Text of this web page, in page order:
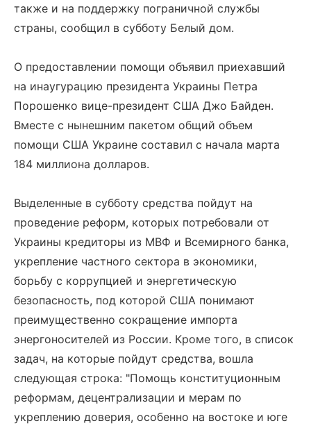
также и на поддержку пограничной службы
страны, сообщил в субботу Белый дом.
О предоставлении помощи объявил приехавший
на инаугурацию президента Украины Петра
Порошенко вице-президент США Джо Байден.
Вместе с нынешним пакетом общий объем
помощи США Украине составил с начала марта
184 миллиона долларов.
Выделенные в субботу средства пойдут на
проведение реформ, которых потребовали от
Украины кредиторы из МВФ и Всемирного банка,
укрепление частного сектора в экономики,
борьбу с коррупцией и энергетическую
безопасность, под которой США понимают
преимущественно сокращение импорта
энергоносителей из России. Кроме того, в список
задач, на которые пойдут средства, вошла
следующая строка: "Помощь конституционным
реформам, децентрализации и мерам по
укреплению доверия, особенно на востоке и юге